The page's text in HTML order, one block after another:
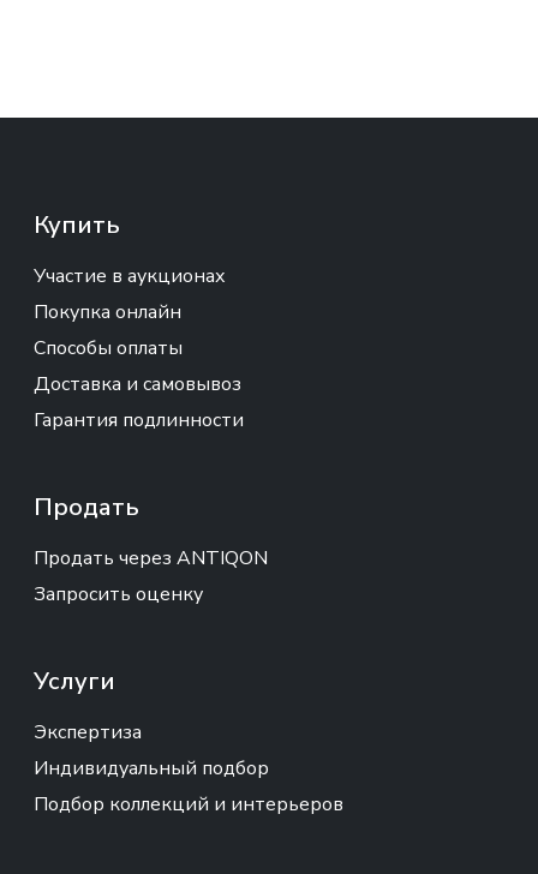
Купить
Участие в аукционах
Покупка онлайн
Способы оплаты
Доставка и самовывоз
Гарантия подлинности
Продать
Продать через ANTIQON
Запросить оценку
Услуги
Экспертиза
Индивидуальный подбор
Подбор коллекций и интерьеров